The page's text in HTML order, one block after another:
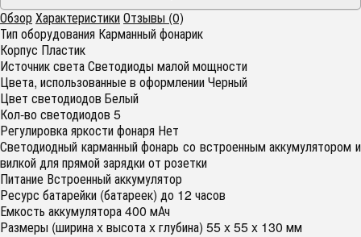
ОбзорХарактеристикиОтзывы (0)
Тип оборудования Карманный фонарик
Корпус Пластик
Источник света Светодиоды малой мощности
Цвета, использованные в оформлении Черный
Цвет светодиодов Белый
Кол-во светодиодов 5
Регулировка яркости фонаря Нет
Светодиодный карманный фонарь со встроенным аккумулятором и
вилкой для прямой зарядки от розетки
Питание Встроенный аккумулятор
Ресурс батарейки (батареек) до 12 часов
Емкость аккумулятора 400 мАч
Размеры (ширина x высота x глубина) 55 x 55 x 130 мм